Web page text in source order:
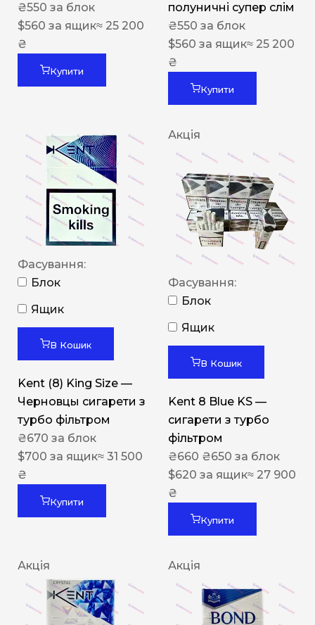
₴550 за блок
$560 за ящик≈ 25 200
₴
Купити
полуничні супер слім
₴550 за блок
$560 за ящик≈ 25 200
₴
Купити
Фасування:
Блок
Ящик
В Кошик
Kent (8) King Size —
Черновцы сигарети з
турбо фільтром
₴670 за блок
$700 за ящик≈ 31 500
₴
Купити
Акція
Фасування:
Блок
Ящик
В Кошик
Kent 8 Blue KS —
сигарети з турбо
фільтром
₴660 ₴650 за блок
$620 за ящик≈ 27 900
₴
Купити
Акція Акція